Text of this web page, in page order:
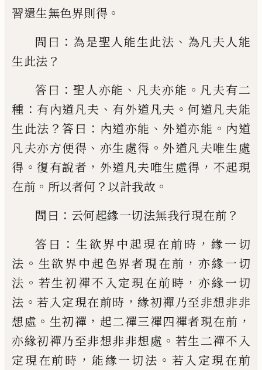
習還生無色界則得 。
問曰 ： 為是聖人能生此法 、 為凡夫人能
生此法 ？
答曰 ：聖人亦能 、 凡夫亦能 。 凡夫有二
種 ： 有內道凡夫 、 有外道凡夫 。何道凡夫能
生此法 ？答曰 ： 內道亦能 、 外道亦能 。 內道
凡夫亦方便得 、 亦生處得 。 外道凡夫唯生處
得 。復有說者 ， 外道凡夫唯生處得 ， 不起現
在前 。 所以者何 ？ 以計我故 。
問曰 ： 云何起緣一切法無我行現在前 ？
答曰 ： 生欲界中起現在前時 ， 緣一切
法 。 生欲界中起色界者現在前 ，亦緣一切
法 。 若生初禪不 入定現在前時 ，亦緣一切
法 。若入定現在前時 ， 緣初禪乃至非想非非
想處 。 生初禪 ， 起二禪三禪四禪者現在前 ，
亦緣初禪乃至非想非非想處 。 若生二禪不入
定現在前時 ， 能緣一切法 。 若入定現在前